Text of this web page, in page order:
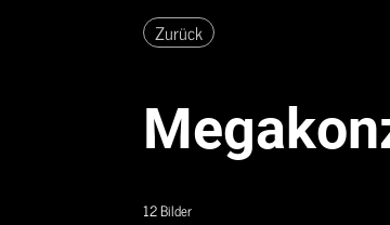
Zurück
12 Bilder